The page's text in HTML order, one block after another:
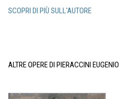
SCOPRI DI PIÙ SULL'AUTORE
ALTRE OPERE DI PIERACCINI EUGENIO